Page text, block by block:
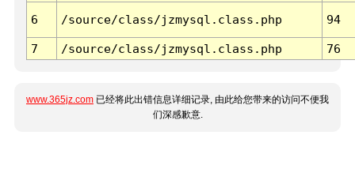
6 /source/class/jzmysql.class.php 94
7 /source/class/jzmysql.class.php 76
www.365jz.com 已经将此出错信息详细记录, 由此给您带来的访问不便我
们深感歉意.